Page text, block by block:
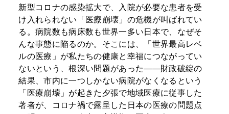
新型コロナの感染拡大で、入院が必要な患者を受
け入れられない「医療崩壊」の危機が叫ばれてい
る。病院数も病床数も世界一多い日本で、なぜそ
んな事態に陥るのか。そこには、「世界最高レベ
ルの医療」が私たちの健康と幸福につながってい
ないという、根深い問題があった――財政破綻の
結果、市内に一つしかない病院がなくなるという
「医療崩壊」が起きた夕張で地域医療に従事した
著者が、コロナ禍で露呈した日本の医療の問題点